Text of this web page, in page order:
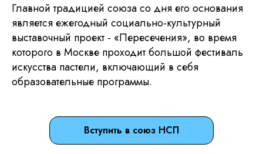
Главной традицией союза со дня его основания
является ежегодный социально-культурный
выставочный проект - «Пересечения», во время
которого в Москве проходит большой фестиваль
искусства пастели, включающий в себя
образовательные программы.
Вступить в союз НСП
Разработка и техническая поддержка сайтов